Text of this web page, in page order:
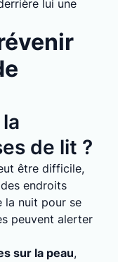
lui une
de lit ?
être difficile,
endroits
la nuit pour se
peuvent alerter
sur la peau,